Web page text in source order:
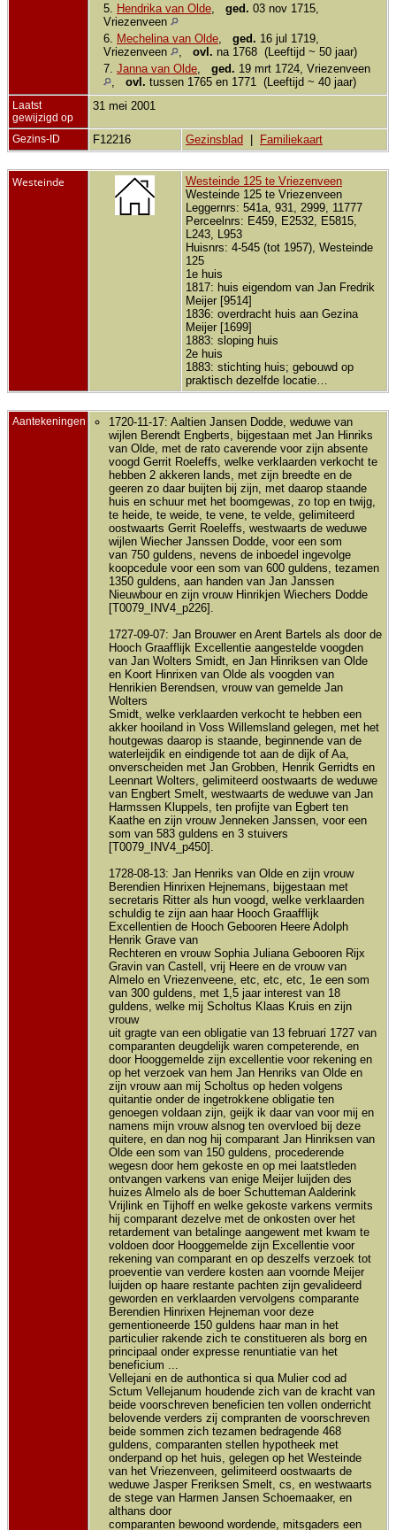
5.
Hendrika van Olde ged. 03 nov 1715,
Vriezenveen
6.
Mechelina van Olde ged. 16 jul 1719,
Vriezenveen
ovl. na 1768 (Leeftijd ~ 50 jaar)
7. Janna van Olde ged. 19 mrt 1724, Vriezenveen
ovl. tussen 1765 en 1771 (Leeftijd ~ 40 jaar)
Laatst
gewijzigd op
31 mei 2001
Gezins-ID F12216 Gezinsblad Familiekaart
Westeinde
Westeinde 125 te Vriezenveen
Westeinde 125 te Vriezenveen
Leggernrs: 541a, 931, 2999, 11777
Perceelnrs: E459, E2532, E5815,
L243, L953
Huisnrs: 4-545 (tot 1957), Westeinde
125
1e huis
1817: huis eigendom van Jan Fredrik
Meijer [9514]
1836: overdracht huis aan Gezina
Meijer [1699]
1883: sloping huis
2e huis
1883: stichting huis; gebouwd op
praktisch dezelfde locatie…
Aantekeningen
1720-11-17: Aaltien Jansen Dodde, weduwe van
wijlen Berendt Engberts, bijgestaan met Jan Hinriks
van Olde, met de rato caverende voor zijn absente
voogd Gerrit Roeleffs, welke verklaarden verkocht te
hebben 2 akkeren lands, met zijn breedte en de
geeren zo daar buijten bij zijn, met daarop staande
huis en schuur met het boomgewas, zo top en twijg,
te heide, te weide, te vene, te velde, gelimiteerd
oostwaarts Gerrit Roeleffs, westwaarts de weduwe
wijlen Wiecher Janssen Dodde, voor een som
van 750 guldens, nevens de inboedel ingevolge
koopcedule voor een som van 600 guldens, tezamen
1350 guldens, aan handen van Jan Janssen
Nieuwbour en zijn vrouw Hinrikjen Wiechers Dodde
[T0079_INV4_p226].
1727-09-07: Jan Brouwer en Arent Bartels als door de
Hooch Graafflijk Excellentie aangestelde voogden
van Jan Wolters Smidt, en Jan Hinriksen van Olde
en Koort Hinrixen van Olde als voogden van
Henrikien Berendsen, vrouw van gemelde Jan
Wolters
Smidt, welke verklaarden verkocht te hebben een
akker hooiland in Voss Willemsland gelegen, met het
houtgewas daarop is staande, beginnende van de
waterleijdik en eindigende tot aan de dijk of Aa,
onverscheiden met Jan Grobben, Henrik Gerridts en
Leennart Wolters, gelimiteerd oostwaarts de weduwe
van Engbert Smelt, westwaarts de weduwe van Jan
Harmssen Kluppels, ten profijte van Egbert ten
Kaathe en zijn vrouw Jenneken Janssen, voor een
som van 583 guldens en 3 stuivers
[T0079_INV4_p450].
1728-08-13: Jan Henriks van Olde en zijn vrouw
Berendien Hinrixen Hejnemans, bijgestaan met
secretaris Ritter als hun voogd, welke verklaarden
schuldig te zijn aan haar Hooch Graafflijk
Excellentien de Hooch Gebooren Heere Adolph
Henrik Grave van
Rechteren en vrouw Sophia Juliana Gebooren Rijx
Gravin van Castell, vrij Heere en de vrouw van
Almelo en Vriezenveene, etc, etc, etc, 1e een som
van 300 guldens, met 1,5 jaar interest van 18
guldens, welke mij Scholtus Klaas Kruis en zijn
vrouw
uit gragte van een obligatie van 13 februari 1727 van
comparanten deugdelijk waren competerende, en
door Hooggemelde zijn excellentie voor rekening en
op het verzoek van hem Jan Henriks van Olde en
zijn vrouw aan mij Scholtus op heden volgens
quitantie onder de ingetrokkene obligatie ten
genoegen voldaan zijn, geijk ik daar van voor mij en
namens mijn vrouw alsnog ten overvloed bij deze
quitere, en dan nog hij comparant Jan Hinriksen van
Olde een som van 150 guldens, procederende
wegesn door hem gekoste en op mei laatstleden
ontvangen varkens van enige Meijer luijden des
huizes Almelo als de boer Schutteman Aalderink
Vrijlink en Tijhoff en welke gekoste varkens vermits
hij comparant dezelve met de onkosten over het
retardement van betalinge aangewent met kwam te
voldoen door Hooggemelde zijn Excellentie voor
rekening van comparant en op deszelfs verzoek tot
proeventie van verdere kosten aan voornde Meijer
luijden op haare restante pachten zijn gevalideerd
geworden en verklaarden vervolgens comparante
Berendien Hinrixen Hejneman voor deze
gementioneerde 150 guldens haar man in het
particulier rakende zich te constitueren als borg en
principaal onder expresse renuntiatie van het
beneficium ...
Vellejani en de authontica si qua Mulier cod ad
Sctum Vellejanum houdende zich van de kracht van
beide voorschreven beneficien ten vollen onderricht
belovende verders zij compranten de voorschreven
beide sommen zich tezamen bedragende 468
guldens, comparanten stellen hypotheek met
onderpand op het huis, gelegen op het Westeinde
van het Vriezenveen, gelimiteerd oostwaarts de
weduwe Jasper Freriksen Smelt, cs, en westwaarts
de stege van Harmen Jansen Schoemaaker, en
althans door
comparanten bewoond wordende, mitsgaders een